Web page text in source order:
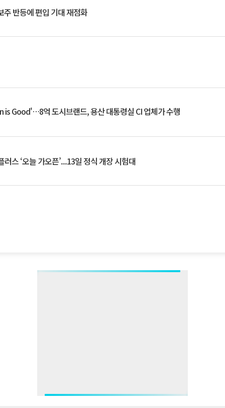
반등에 편입 기대 재점화
is Good'…8억 도시브랜드, 용산 대통령실 CI 업체가 수행
스 ‘오늘 가오픈’...13일 정식 개장 시험대